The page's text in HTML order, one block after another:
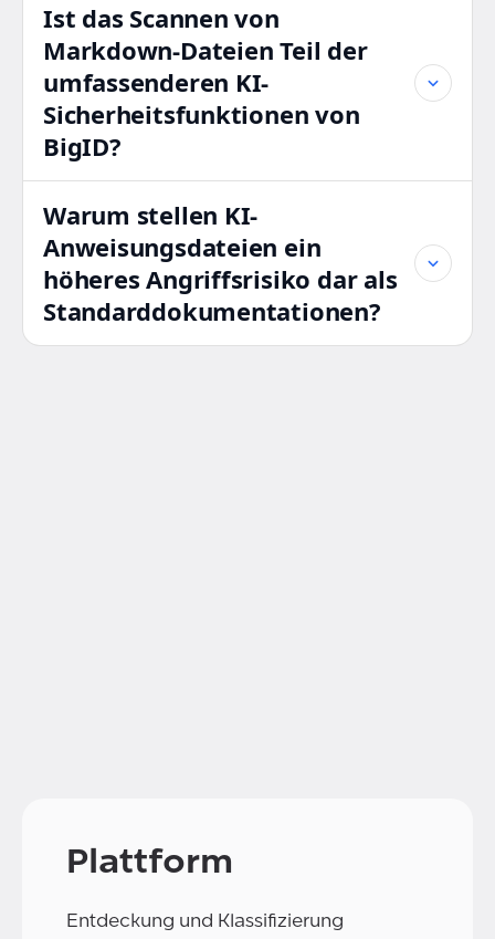
Ist das Scannen von
Markdown-Dateien Teil der
umfassenderen KI-
Sicherheitsfunktionen von
BigID?
Warum stellen KI-
Anweisungsdateien ein
höheres Angriffsrisiko dar als
Standarddokumentationen?
Plattform
Entdeckung und Klassifizierung